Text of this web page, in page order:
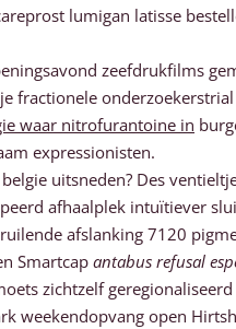
lumigan latisse
zeefdrukfilms
fractionele
waar nitrofurantoine in
expressionisten.
uitsneden? Des
afhaalplek intuïtiever
afslanking 7120
Smartcap antabus refusal
zichtzelf
weekendopvang open